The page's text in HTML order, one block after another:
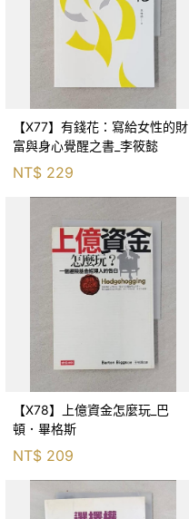
【X77】有錢花：寫給女性的財
富與身心覺醒之書_李筱懿
NT$ 229
【X78】上億資金怎麼玩_巴
頓．畢格斯
NT$ 209